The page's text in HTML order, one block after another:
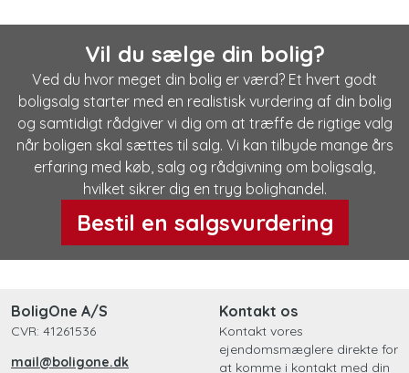
Vil du sælge din bolig?
Ved du hvor meget din bolig er værd? Et hvert godt
boligsalg starter med en realistisk vurdering af din bolig
og samtidigt rådgiver vi dig om at træffe de rigtige valg
når boligen skal sættes til salg. Vi kan tilbyde mange års
erfaring med køb, salg og rådgivning om boligsalg,
hvilket sikrer dig en tryg bolighandel.
Bestil en salgsvurdering
BoligOne A/S
CVR: 41261536
mail@boligone.dk
Kontakt os
Kontakt vores
ejendomsmæglere direkte for
at komme i kontakt med din